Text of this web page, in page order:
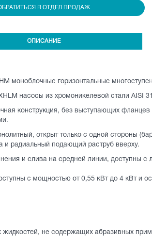
В ОТДЕЛ ПРОДАЖ
ОПИСАНИЕ
моноблочные горизонтальные
насосы из хромоникелевой стали AISI
конструкция, без выступающих
открыт только с одной стороны
и радиальный подающий раструб вверху.
и слива на средней линии, доступны
с мощностью от 0,55 кВт до 4 кВт и
жидкостей, не содержащих абразивных